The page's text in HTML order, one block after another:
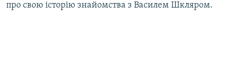
про свою історію знайомства з Василем Шкляром.